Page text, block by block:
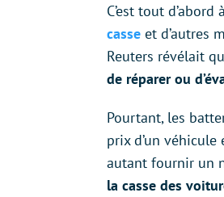
C’est tout
casse et d’autres
Reuters révélait
de réparer ou
Pourtant, les
prix d’un
autant fournir un
la casse des